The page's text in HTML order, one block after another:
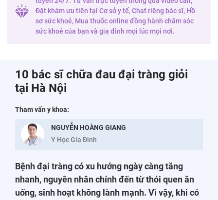
Đặt khám ưu tiên tại Cơ sở y tế, Chat riêng bác sĩ, Hồ
sơ sức khoẻ, Mua thuốc online đồng hành chăm sóc
sức khoẻ của bạn và gia đình mọi lúc mọi nơi.
10 bác sĩ chữa đau đại tràng giỏi
tại Hà Nội
Tham vấn y khoa:
NGUYỄN HOÀNG GIANG
Y Học Gia Đình
Bệnh đại tràng có xu hướng ngày càng tăng
nhanh, nguyên nhân chính đến từ thói quen ăn
uống, sinh hoạt không lành mạnh. Vì vậy, khi có